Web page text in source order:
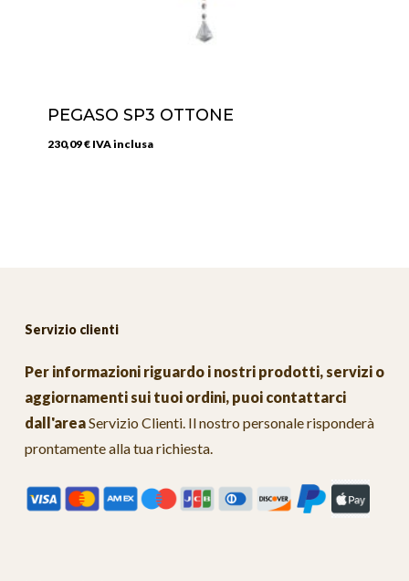
PEGASO SP3 OTTONE
230,09€ IVA inclusa
Servizio clienti
Per informazioni riguardo i nostri prodotti, servizi o
aggiornamenti sui tuoi ordini, puoi contattarci
dall'areaServizio Clienti. Il nostro personale risponderà
prontamente alla tua richiesta.